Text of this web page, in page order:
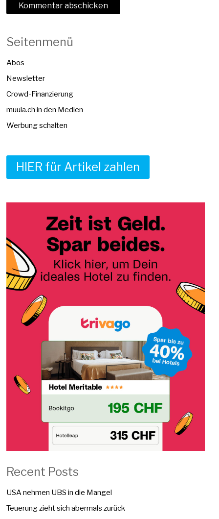
Seitenmenü
Abos
Newsletter
Crowd-Finanzierung
muula.ch in den Medien
Werbung schalten
HIER für Artikel zahlen
Recent Posts
USA nehmen UBS in die Mangel
Teuerung zieht sich abermals zurück